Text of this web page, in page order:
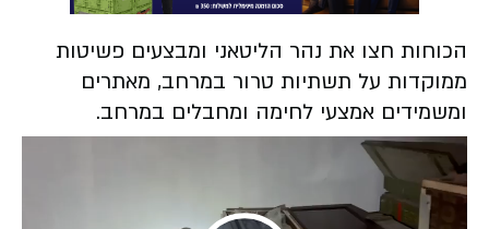
הכוחות חצו את נהר הליטאני ומבצעים פשיטות
ממוקדות על תשתיות טרור במרחב, מאתרים
ומשמידים אמצעי לחימה ומחבלים במרחב.